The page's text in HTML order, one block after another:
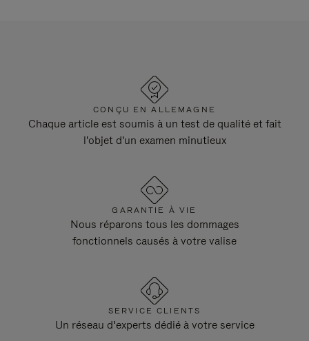
CONÇU EN ALLEMAGNE
Chaque article est soumis à un test de qualité et fait
l'objet d'un examen minutieux
GARANTIE À VIE
Nous réparons tous les dommages
fonctionnels causés à votre valise
SERVICE CLIENTS
Un réseau d’experts dédié à votre service